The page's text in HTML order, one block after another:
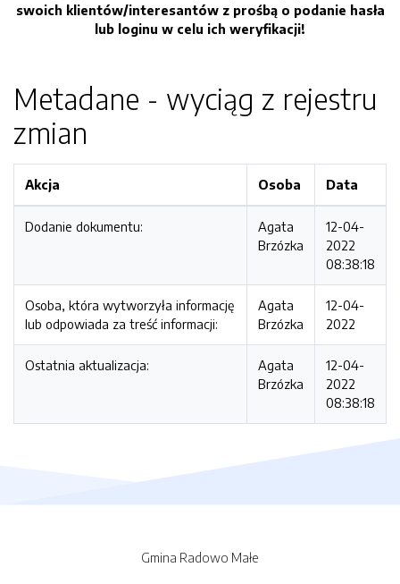
swoich klientów/interesantów z prośbą o podanie hasła
lub loginu w celu ich weryfikacji!
Metadane - wyciąg z rejestru
zmian
Akcja Osoba Data
Dodanie dokumentu:
Agata
Brzózka
12-04-
2022
08:38:18
Osoba, która wytworzyła informację
lub odpowiada za treść informacji:
Agata
Brzózka
12-04-
2022
Ostatnia aktualizacja:
Agata
Brzózka
12-04-
2022
08:38:18
Gmina Radowo Małe